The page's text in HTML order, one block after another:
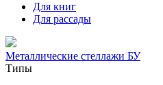
Для книг
Для рассады
Металлические стеллажи БУ
Типы